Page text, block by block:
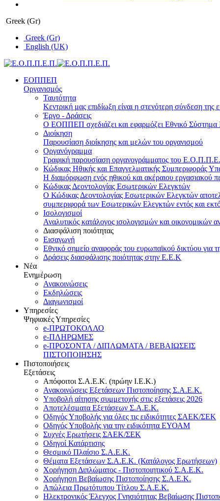
Greek (Gr)
Greek (Gr)
English (UK)
ΕΟΠΠΕΠ
Οργανισμός
Ταυτότητα
Κεντρική μας επιδίωξη είναι η στενότερη σύνδεση της
Έργο - Δράσεις
Ο ΕΟΠΠΕΠ σχεδιάζει και εφαρμόζει Eθνικό Σύστημα
Διοίκηση
Παρουσίαση διοίκησης και μελών του οργανισμού
Οργανόγραμμα
Γραφική παρουσίαση οργανογράμματος του
Κώδικας Ηθικής και Επαγγελματικής Συμπεριφοράς
Η διαμόρφωση ενός ηθικού και ακέραιου εργασιακού
Κώδικας Δεοντολογίας Εσωτερικών Ελεγκτών
Ο Κώδικας Δεοντολογίας Εσωτερικών Ελεγκτών
συμπεριφορά των Εσωτερικών Ελεγκτών εντός και
Ισολογισμοί
Αναλυτικός κατάλογος ισολογισμών και οικονομικών
Διασφάλιση ποιότητας
Εισαγωγή
Εθνικό σημείο αναφοράς του ευρωπαϊκού δικτύου για
Δράσεις διασφάλισης ποιότητας στην Ε.Ε.Κ
Νέα
Ενημέρωση
Ανακοινώσεις
Εκδηλώσεις
Διαγωνισμοί
Υπηρεσίες
Ψηφιακές Υπηρεσίες
e-ΠΡΩΤΟΚΟΛΛΟ
e-ΠΛΗΡΩΜΕΣ
e-ΠΡΟΣΟΝΤΑ / ΔΙΠΛΩΜΑΤΑ / ΒΕΒΑΙΩΣΕΙΣ
ΠΙΣΤΟΠΟΙΗΣΗΣ
Πιστοποιήσεις
Εξετάσεις
Απόφοιτοι Σ.Α.Ε.Κ. (πρώην Ι.Ε.Κ.)
Ανακοινώσεις Εξετάσεων Πιστοποίησης Σ.Α.Ε.Κ.
Υποβολή αίτησης συμμετοχής στις εξετάσεις 2026
Αποτελέσματα Εξετάσεων Σ.Α.Ε.Κ.
Οδηγός Υποβολής για όλες τις ειδικότητες ΣΑΕΚ/ΣΕΚ
Οδηγός Υποβολής για την ειδικότητα ΕΥΟΑΜ
Συχνές Ερωτήσεις ΣΑΕΚ/ΣΕΚ
Οδηγοί Κατάρτισης
Θεσμικό Πλαίσιο Σ.Α.Ε.Κ.
Θέματα Εξετάσεων Σ.Α.Ε.Κ. (Κατάλογος Ερωτήσεων)
Χορήγηση Διπλώματος - Πιστοποιητικού Σ.Α.Ε.Κ.
Χορήγηση Βεβαίωσης Πιστοποίησης Σ.Α.Ε.Κ.
Απώλεια Πρωτότυπου Τίτλου Σ.Α.Ε.Κ.
Ηλεκτρονικός Έλεγχος Γνησιότητας Βεβαίωσης